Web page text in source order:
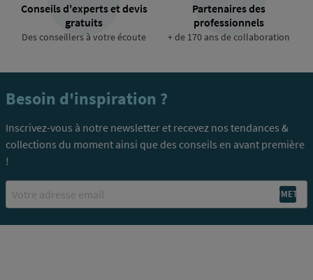
Conseils d'experts et devis
gratuits
Des conseillers à votre écoute
Partenaires des
professionnels
+ de 170 ans de collaboration
Besoin d'inspiration ?
Inscrivez-vous à notre newsletter et recevez nos tendances &
collections du moment ainsi que des conseils en avant première
!
Email